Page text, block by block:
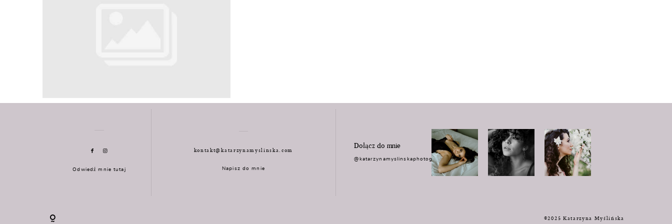
Odwiedź mnie tutaj
kontakt@katarzynamyslinska.com
Napisz do mnie
Dołącz do mnie
@katarzynamyslinskaphotography
©2025 Katarzyna Myślińska